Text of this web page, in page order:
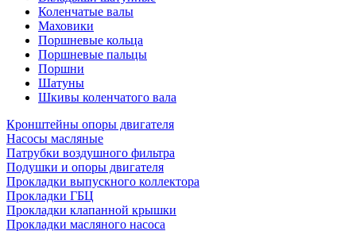
Коленчатые валы
Маховики
Поршневые кольца
Поршневые пальцы
Поршни
Шатуны
Шкивы коленчатого вала
Кронштейны опоры двигателя
Насосы масляные
Патрубки воздушного фильтра
Подушки и опоры двигателя
Прокладки выпускного коллектора
Прокладки ГБЦ
Прокладки клапанной крышки
Прокладки масляного насоса